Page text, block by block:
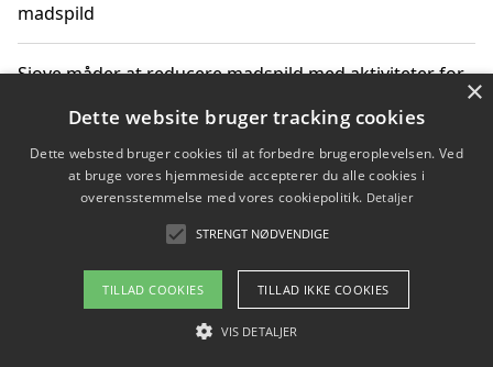
madspild
Sjove måder at reducere madspild med aktiviteter for
Hvor finder jeg nemme måltidskasser i Vejle
Om / kontakt
Blog Betingelser
×
Dette website bruger tracking cookies
Dette websted bruger cookies til at forbedre brugeroplevelsen. Ved
at bruge vores hjemmeside accepterer du alle cookies i
overensstemmelse med vores cookiepolitik. Detaljer
STRENGT NØDVENDIGE
TILLAD COOKIES TILLAD IKKE COOKIES
VIS DETALJER